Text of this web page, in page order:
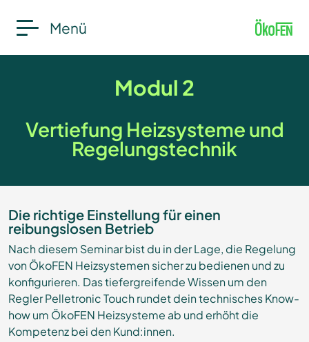
Menü
Modul 2
Vertiefung Heizsysteme und
Regelungstechnik
Die richtige Einstellung für einen
reibungslosen Betrieb
Nach diesem Seminar bist du in der Lage, die Regelung
von ÖkoFEN Heizsystemen sicher zu bedienen und zu
konfigurieren. Das tiefergreifende Wissen um den
Regler Pelletronic Touch rundet dein technisches Know-
how um ÖkoFEN Heizsysteme ab und erhöht die
Kompetenz bei den Kund:innen.